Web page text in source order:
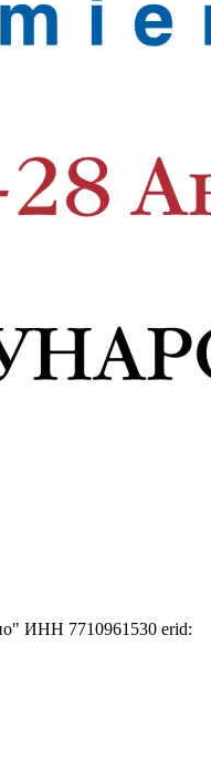
ИНН 7710961530 erid: